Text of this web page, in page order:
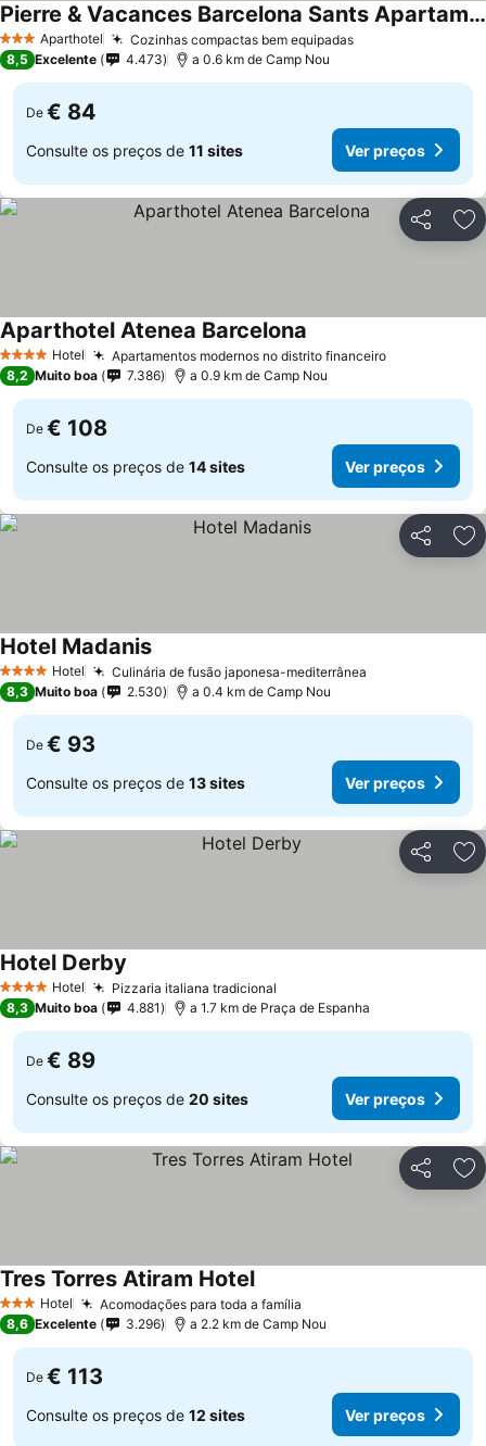
3 EstrelasAparthotel Cozinhas compactas bem equipadas
Pierre & Vacances Barcelona Sants Apartamentos
8,5 Excelente 4.473 a 0.6 km de Camp Nou
De € 84
Consulte os preços de 11 sites Ver preços
Partilhar
4 EstrelasHotel Apartamentos modernos no distrito financeiro
Aparthotel Atenea Barcelona
8,2 Muito boa 7.386 a 0.9 km de Camp Nou
De € 108
Consulte os preços de 14 sites Ver preços
Partilhar
4 EstrelasHotel Culinária de fusão japonesa-mediterrânea
Hotel Madanis
8,3 Muito boa 2.530 a 0.4 km de Camp Nou
De € 93
Consulte os preços de 13 sites Ver preços
Partilhar
4 EstrelasHotel Pizzaria italiana tradicional
Hotel Derby
8,3 Muito boa 4.881 a 1.7 km de Praça de Espanha
De € 89
Consulte os preços de 20 sites Ver preços
Partilhar
3 EstrelasHotel Acomodações para toda a família
Tres Torres Atiram Hotel
8,6 Excelente 3.296 a 2.2 km de Camp Nou
De € 113
Consulte os preços de 12 sites Ver preços